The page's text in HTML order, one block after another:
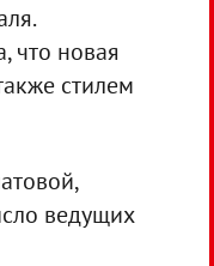
что новая
стилем
ведущих